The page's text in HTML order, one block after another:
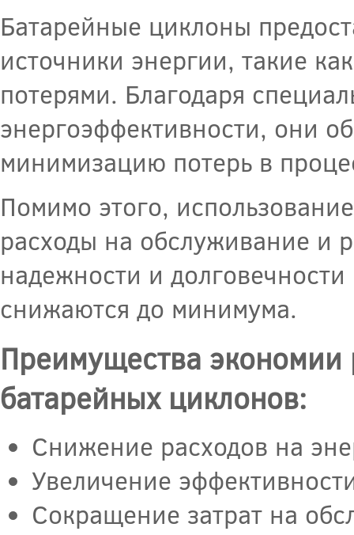
Батарейные циклоны
источники энергии, такие
потерями. Благодаря
энергоэффективности, они
минимизацию потерь в
Помимо этого,
расходы на обслуживание и
надежности и
снижаются до минимума.
Преимущества экономии
батарейных циклонов:
Снижение расходов на
Увеличение
Сокращение затрат на